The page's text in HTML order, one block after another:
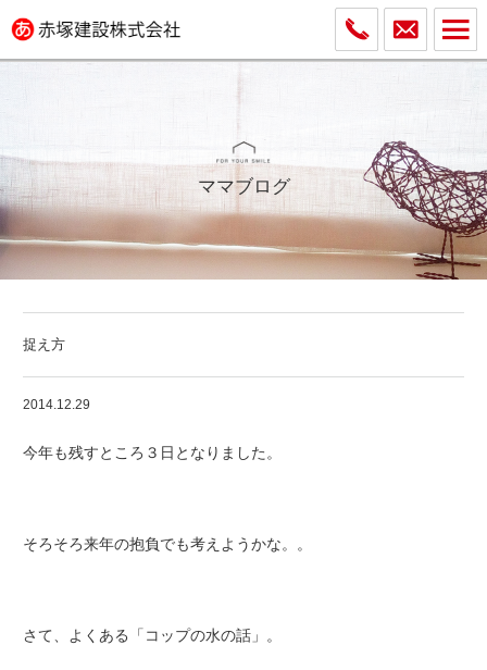
ママブログ
捉え方
2014.12.29
今年も残すところ３日となりました。
そろそろ来年の抱負でも考えようかな。。
さて、よくある「コップの水の話」。